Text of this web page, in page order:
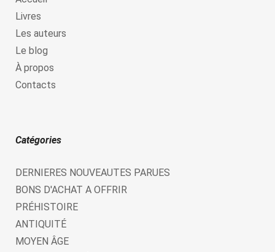
Livres
Les auteurs
Le blog
À propos
Contacts
Catégories
DERNIERES NOUVEAUTES PARUES
BONS D'ACHAT A OFFRIR
PRÉHISTOIRE
ANTIQUITÉ
MOYEN ÂGE